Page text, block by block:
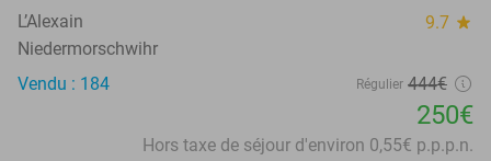
L’Alexain 9.7 star
Niedermorschwihr
Vendu : 184
Régulier 444€
250€
Hors taxe de séjour d'environ 0,55€ p.p.p.n.